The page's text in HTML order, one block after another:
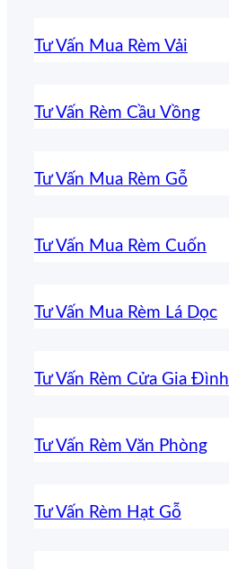
Tư Vấn Mua Rèm Vải
Tư Vấn Rèm Cầu Vồng
Tư Vấn Mua Rèm Gỗ
Tư Vấn Mua Rèm Cuốn
Tư Vấn Mua Rèm Lá Dọc
Tư Vấn Rèm Cửa Gia Đình
Tư Vấn Rèm Văn Phòng
Tư Vấn Rèm Hạt Gỗ